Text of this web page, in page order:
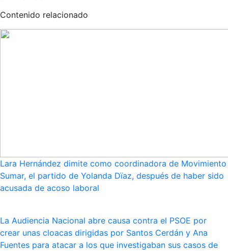
Contenido relacionado
Lara Hernández dimite como coordinadora de Movimiento
Sumar, el partido de Yolanda Dïaz, después de haber sido
acusada de acoso laboral
La Audiencia Nacional abre causa contra el PSOE por
crear unas cloacas dirigidas por Santos Cerdán y Ana
Fuentes para atacar a los que investigaban sus casos de